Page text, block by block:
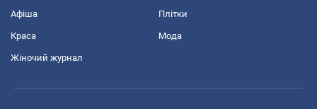
Афіша Плітки
Краса Мода
Жіночий журнал